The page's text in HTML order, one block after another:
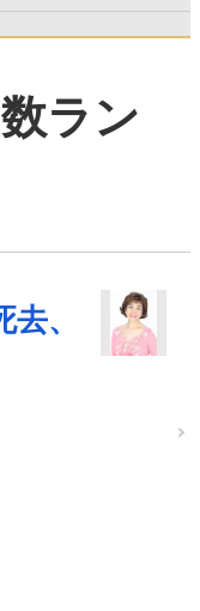
ラン
、